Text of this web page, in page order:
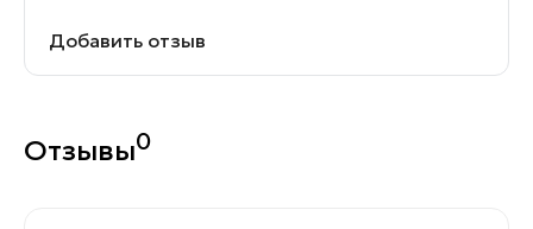
Добавить отзыв
Отзывы0